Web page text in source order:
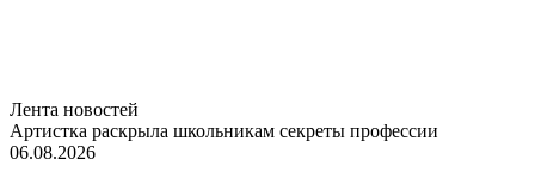
Лента новостей
Артистка раскрыла школьникам секреты профессии
06.08.2026